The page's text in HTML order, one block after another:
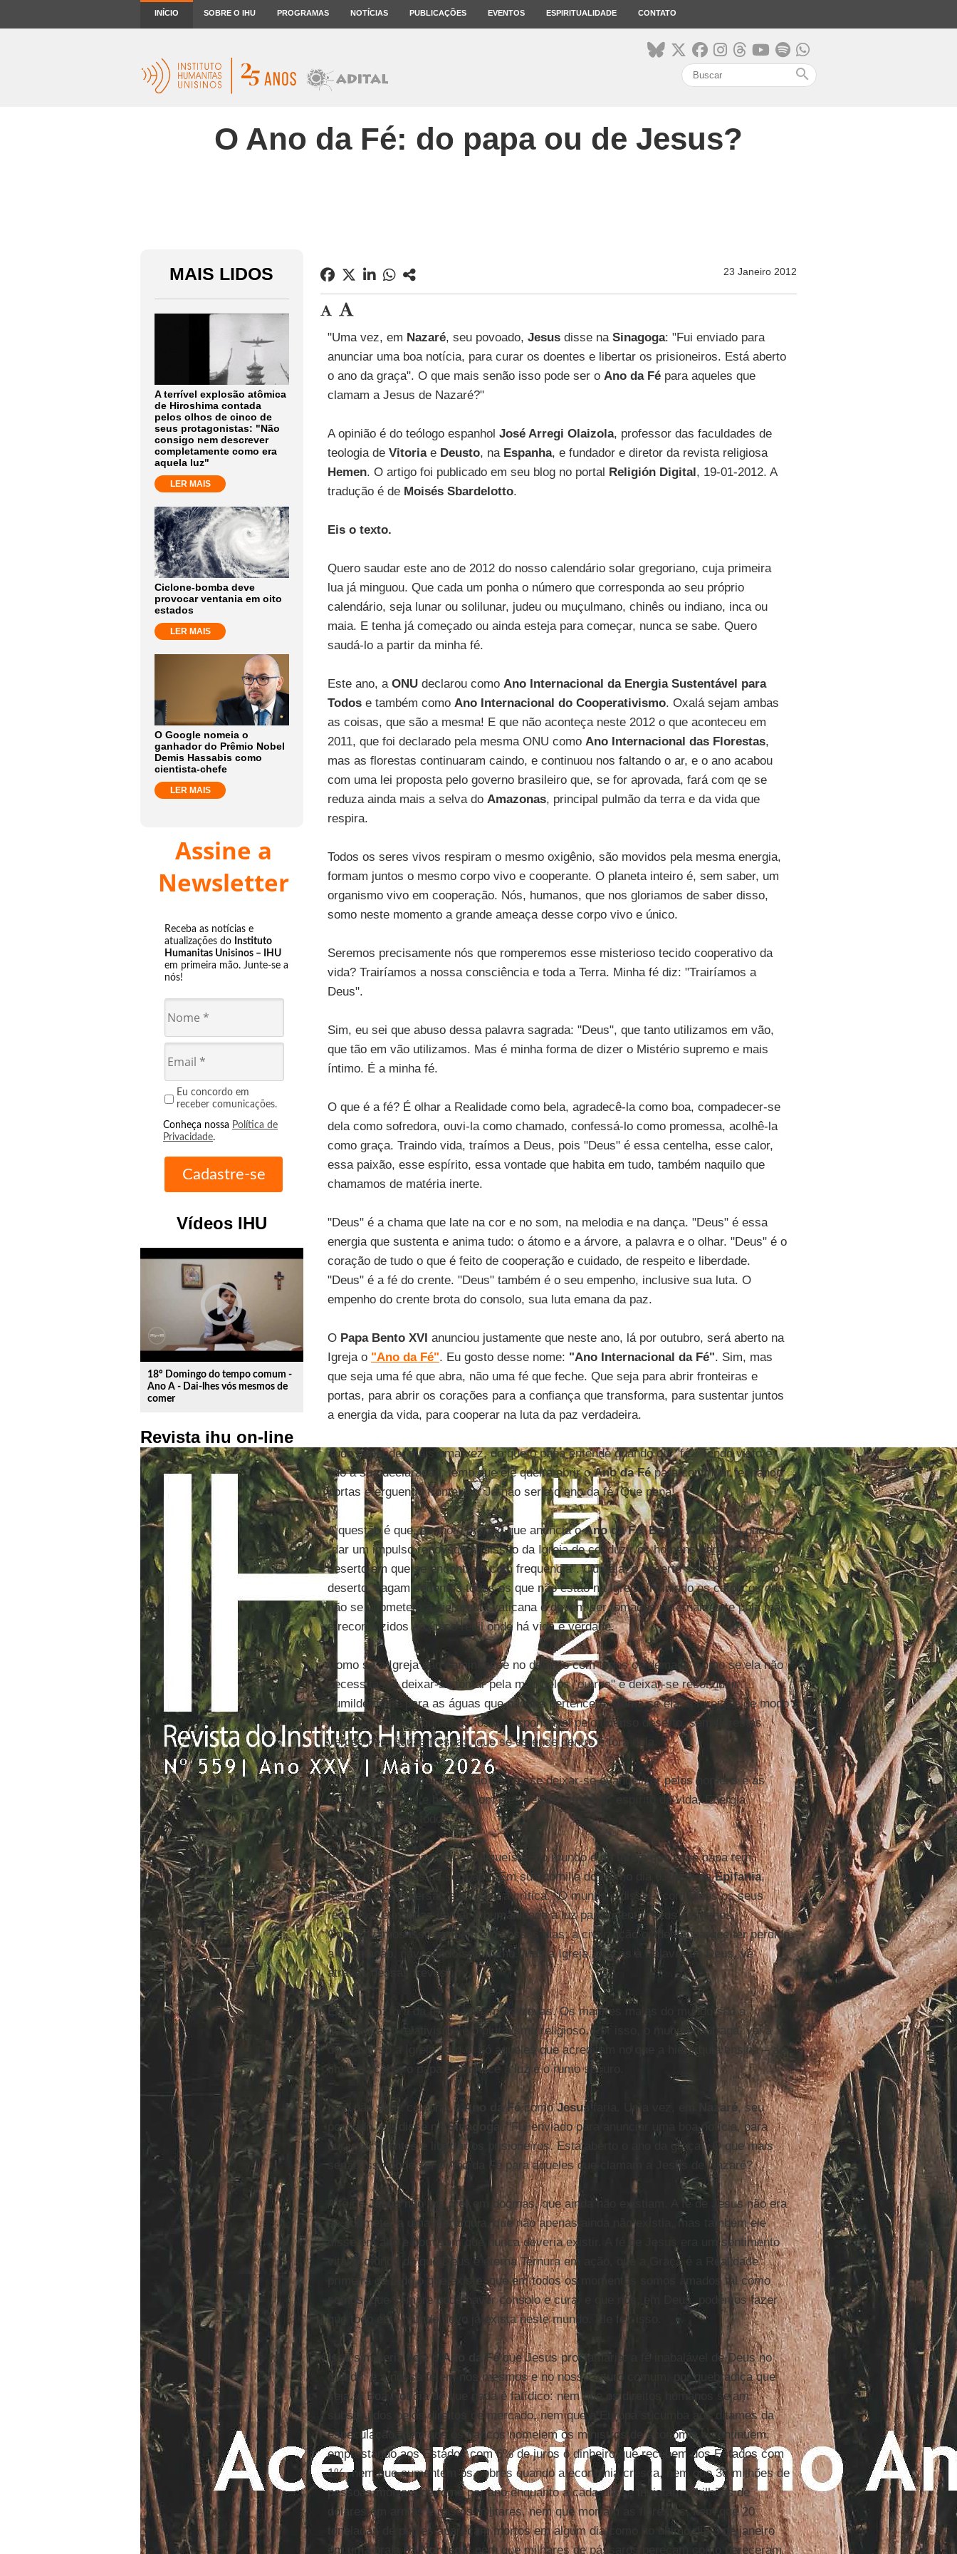
INÍCIO SOBRE O IHU PROGRAMAS NOTÍCIAS PUBLICAÇÕES EVENTOS ESPIRITUALIDADE CONTATO
search
O Ano da Fé: do papa ou de Jesus?
MAIS LIDOS
A terrível explosão atômica
de Hiroshima contada
pelos olhos de cinco de
seus protagonistas: "Não
consigo nem descrever
completamente como era
aquela luz"
LER MAIS
Ciclone-bomba deve
provocar ventania em oito
estados
LER MAIS
O Google nomeia o
ganhador do Prêmio Nobel
Demis Hassabis como
cientista-chefe
LER MAIS
Assine a
Newsletter
Receba as notícias e
atualizações do Instituto
Humanitas Unisinos – IHU
em primeira mão. Junte-se a
nós!
Eu concordo em
receber comunicações.
Conheça nossa Política de
Privacidade.
Vídeos IHU
play_circle_outline
18º Domingo do tempo comum -
Ano A - Dai-lhes vós mesmos de
comer
Revista ihu on-line
23 Janeiro 2012
"Uma vez, em Nazaré, seu povoado, Jesus disse na Sinagoga: "Fui enviado para
anunciar uma boa notícia, para curar os doentes e libertar os prisioneiros. Está aberto
o ano da graça". O que mais senão isso pode ser o Ano da Fé para aqueles que
clamam a Jesus de Nazaré?"
A opinião é do teólogo espanhol José Arregi Olaizola, professor das faculdades de
teologia de Vitoria e Deusto, na Espanha, e fundador e diretor da revista religiosa
Hemen. O artigo foi publicado em seu blog no portal Religión Digital, 19-01-2012. A
tradução é de Moisés Sbardelotto.
Eis o texto.
Quero saudar este ano de 2012 do nosso calendário solar gregoriano, cuja primeira
lua já minguou. Que cada um ponha o número que corresponda ao seu próprio
calendário, seja lunar ou solilunar, judeu ou muçulmano, chinês ou indiano, inca ou
maia. E tenha já começado ou ainda esteja para começar, nunca se sabe. Quero
saudá-lo a partir da minha fé.
Este ano, a ONU declarou como Ano Internacional da Energia Sustentável para
Todos e também como Ano Internacional do Cooperativismo. Oxalá sejam ambas
as coisas, que são a mesma! E que não aconteça neste 2012 o que aconteceu em
2011, que foi declarado pela mesma ONU como Ano Internacional das Florestas,
mas as florestas continuaram caindo, e continuou nos faltando o ar, e o ano acabou
com uma lei proposta pelo governo brasileiro que, se for aprovada, fará com qe se
reduza ainda mais a selva do Amazonas, principal pulmão da terra e da vida que
respira.
Todos os seres vivos respiram o mesmo oxigênio, são movidos pela mesma energia,
formam juntos o mesmo corpo vivo e cooperante. O planeta inteiro é, sem saber, um
organismo vivo em cooperação. Nós, humanos, que nos gloriamos de saber disso,
somo neste momento a grande ameaça desse corpo vivo e único.
Seremos precisamente nós que romperemos esse misterioso tecido cooperativo da
vida? Trairíamos a nossa consciência e toda a Terra. Minha fé diz: "Trairíamos a
Deus".
Sim, eu sei que abuso dessa palavra sagrada: "Deus", que tanto utilizamos em vão,
que tão em vão utilizamos. Mas é minha forma de dizer o Mistério supremo e mais
íntimo. É a minha fé.
O que é a fé? É olhar a Realidade como bela, agradecê-la como boa, compadecer-se
dela como sofredora, ouvi-la como chamado, confessá-lo como promessa, acolhê-la
como graça. Traindo vida, traímos a Deus, pois "Deus" é essa centelha, esse calor,
essa paixão, esse espírito, essa vontade que habita em tudo, também naquilo que
chamamos de matéria inerte.
"Deus" é a chama que late na cor e no som, na melodia e na dança. "Deus" é essa
energia que sustenta e anima tudo: o átomo e a árvore, a palavra e o olhar. "Deus" é o
coração de tudo o que é feito de cooperação e cuidado, de respeito e liberdade.
"Deus" é a fé do crente. "Deus" também é o seu empenho, inclusive sua luta. O
empenho do crente brota do consolo, sua luta emana da paz.
O Papa Bento XVI anunciou justamente que neste ano, lá por outubro, será aberto na
Igreja o "Ano da Fé". Eu gosto desse nome: "Ano Internacional da Fé". Sim, mas
que seja uma fé que abra, não uma fé que feche. Que seja para abrir fronteiras e
portas, para abrir os corações para a confiança que transforma, para sustentar juntos
a energia da vida, para cooperar na luta da paz verdadeira.
Tudo depende, mais uma vez, do que o papa entende quando diz "fé". Tendo visto e
lido a sua declaração, temo que ele queira abrir oAno da Fépara continuar fechando
portas e erguendo fronteiras. Já não seria o ano da fé. Que pena!
A questão é que, nomotu proprioque anuncia oAno da Fé,Bento XVIafirma querer
"dar um impulso renovado à missão da Igreja de conduzir os homens para fora do
deserto em que se encontram com frequência". Ou seja, o deserto são os outros. No
deserto, vagam sedentos todos os que não estão na Igreja, incluindo os católicos que
não se submetem à hierarquia vaticana e devem ser tomados paternalmente pela mão
e reconduzidos ao único redil onde há vida e verdade.
Como se a Igreja não caminhasse no deserto com todos os demais. Como se ela não
necessitasse deixar-se tomar pela mão pelos "outros" e deixar-se reconduzir
humildemente para as águas que não lhe pertencem. Como se ela, a Igreja, e de modo
particular a hierarquia, não fosse responsável pelo imenso deserto, sem florestas
verdes nem águas frescas, que se estende dentro e fora dela.
Como se sua primeira missão não fosse deixar-se evangelizar pelos homens e as
mulheres de hoje e buscar com eles verdor e frescor, espírito de vida, Energia
sustentável para todos.
Essa é a visão, bastante maniqueísta, do mundo e da Igreja que esse papa tem,
desde muito antes de ser papa. Em sua homilia do último dia 6, festa daEpifania,
festa da luz universal, ele voltou à crítica. "O mundo – disse – com todos os seus
recursos, é incapaz de dar à humanidade a luz para orientar seus caminhos.
Comprovamos isso também em nossos dias: a civilização ocidental parece ter perdido
a orientação, navegando sem rumo. Mas a Igreja, graças à Palavra de Deus, vê
através dessas trevas".
Está claro: fora da Igreja reinam as trevas. Os maiores males do mundo são a
descrença, o relativismo e o pluralismo religioso. Por isso, o mundo naufraga, vai à
deriva. E só a Igreja, isto é, só aqueles que acreditam no que a hierarquia ensina – ao
fim e ao cabo, o papa – conhece a luz e o rumo seguro.
Isso não seria celebrar o Ano da FécomoJesus faria. Uma vez, em Nazaré, seu
povoado, ele disse na Sinagoga
: "Fui enviado para anunciar uma boa notícia, para
curar os doentes e libertar os prisioneiros. Está aberto o ano da graça". O que mais
senão isso pode ser o Ano da Fé para aqueles que clamam a Jesus de Nazaré?
A fé deJesus não era crer em dogmas, que ainda não existiam. A fé de Jesus não era
se submeter a uma hierarquia, que não apenas ainda não existia, mas também ele
disse em alto e bom som que nunca deveria existir. A fé de Jesus era um sentimento
vital profundo de que Deus é eterna Ternura em ação, que a Graça é a Realidade
primeira de tudo o que existe, que em todos os momentos somos amados tal como
somos, que sempre pode haver consolo e cura, e que nós, em Deus, podemos fazer
que todo este mundo novo já exista neste mundo. Ele fez isso.
Isso sim seria hoje o Ano da Féque Jesus proclamaria: a fé inabalável de Deus no
mundo, e a nossa fé em nós mesmos e no nosso futuro comum, por quebradiça que
seja. A Boa Notícia de que nada é fatídico: nem que os direitos humanos sejam
substituídos pelos direitos de mercado, nem que a Europa sucumba aos ditames da
especulação, nem que os bancos nomeiem os ministros de economia e continuem
emprestando aos Estados com 6% de juros o dinheiro que recebem dos Estados com
1%, nem que aumentem os pobres quando a economia cresça, nem que 30 milhões de
pessoas morram de fome por ano enquanto a cada dia se invistam 4 bilhões de
dólares em armas e gastos militares, nem que morram as florestas, nem que 20
toneladas de peixes apareçam mortos em algum dia como no último dia 3 de janeiro
em uma praia daNoruega, nem que milhares de pássaros pereçam como pereceram